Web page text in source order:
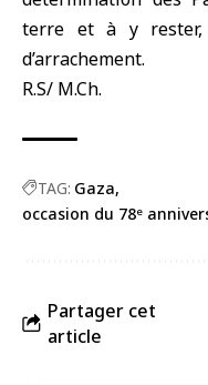
terre et à y rester,
d’arrachement.
R.S/ M.Ch.
TAG: Gaza
occasion du 78ᵉ
Partager cet
article